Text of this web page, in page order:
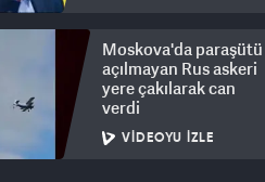
Moskova'da paraşütü
açılmayan Rus askeri
yere çakılarak can
verdi
VIDEOYU İZLE